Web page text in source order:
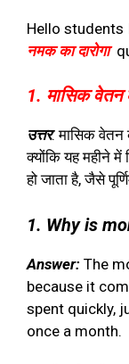
Hello students
नमक का दारोगा
1. मासिक वेतन
उत्तर: मासिक वेतन
क्योंकि यह महीने में
हो जाता है, जैसे
1. Why is
Answer: The
because it
spent quickly,
once a month.